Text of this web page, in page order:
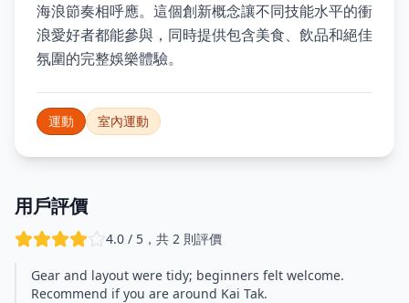
海浪節奏相呼應。這個創新概念讓不同技能水平的衝
浪愛好者都能參與，同時提供包含美食、飲品和絕佳
氛圍的完整娛樂體驗。
運動 室內運動
用戶評價
4.0 / 5，共 2 則評價
Gear and layout were tidy; beginners felt welcome.
Recommend if you are around Kai Tak.